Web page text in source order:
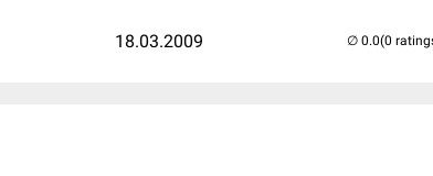
18.03.2009 (0